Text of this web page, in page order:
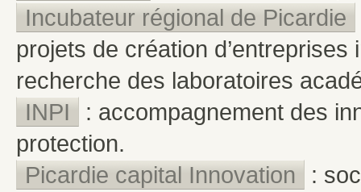
Incubateur régional de Picardie
projets de création
recherche des laboratoires
INPI
: accompagnement des
protection.
Picardie capital Innovation
: